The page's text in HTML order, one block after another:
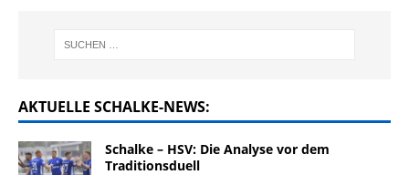
AKTUELLE SCHALKE-NEWS:
Schalke – HSV: Die Analyse vor dem
Traditionsduell